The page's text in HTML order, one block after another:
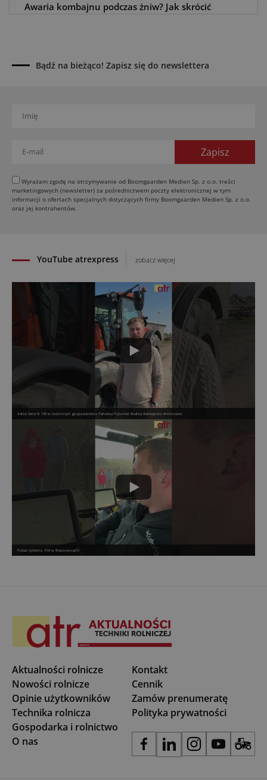
Awaria kombajnu podczas żniw? Jak skrócić
Fendt, Valtra i Massey Ferguson przy sprzedaży
maszyn rolniczych
bijakowe
Rzepak hybrydowy: sposób na wyższą rentowność
Europejski przemysł maszyn rolniczych w recesji
01.08.2026
Elektryczne maszyny terenowe: 3 kluczowe trendy
YouTube atrexpress zobacz więcej
Valtra Serie N 135 w rodzinnym gospodarstwie Państwa Pszonka! #valtra #atrexpress #rolnictwo
Pokaz systemu TIM w Braszowicach!
Bądź na bieżąco! Zapisz się do newslettera
Wyrażam zgodę na otrzymywanie od Boomgaarden Medien Sp. z o.o. treści
marketingowych (newsletter) za pośrednictwem poczty elektronicznej w tym
informacji o ofertach specjalnych dotyczących firmy Boomgaarden Medien Sp. z o.o.
oraz jej kontrahentów.
Aktualności rolnicze
Nowości rolnicze
Opinie użytkowników
Technika rolnicza
Gospodarka i rolnictwo
O nas
Kontakt
Cennik
Zamów prenumeratę
Polityka prywatności